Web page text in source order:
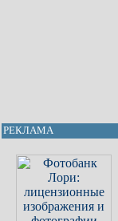
РЕКЛАМА